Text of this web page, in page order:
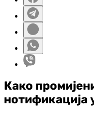
Како
нотификација